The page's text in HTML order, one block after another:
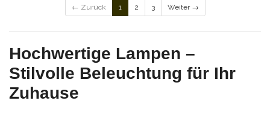
← Zurück 1 2 3 Weiter →
Hochwertige Lampen –
Stilvolle Beleuchtung für Ihr
Zuhause